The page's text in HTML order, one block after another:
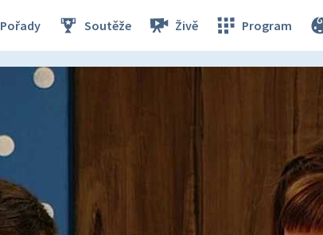
Pořady Soutěže Živě Program